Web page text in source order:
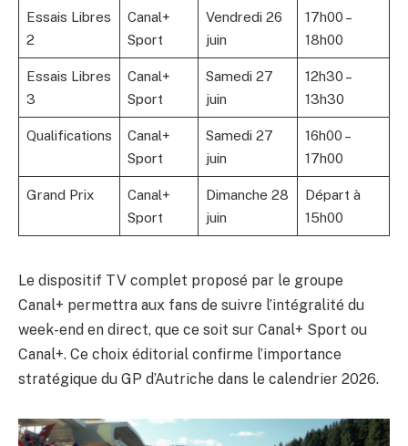
Essais Libres
2
Canal+
Sport
Vendredi 26
juin
17h00 –
18h00
Essais Libres
3
Canal+
Sport
Samedi 27
juin
12h30 –
13h30
Qualifications
Canal+
Sport
Samedi 27
juin
16h00 –
17h00
Grand Prix
Canal+
Sport
Dimanche 28
juin
Départ à
15h00
Le dispositif TV complet proposé par le groupe
Canal+ permettra aux fans de suivre l’intégralité du
week-end en direct, que ce soit sur Canal+ Sport ou
Canal+. Ce choix éditorial confirme l’importance
stratégique du GP d’Autriche dans le calendrier 2026.